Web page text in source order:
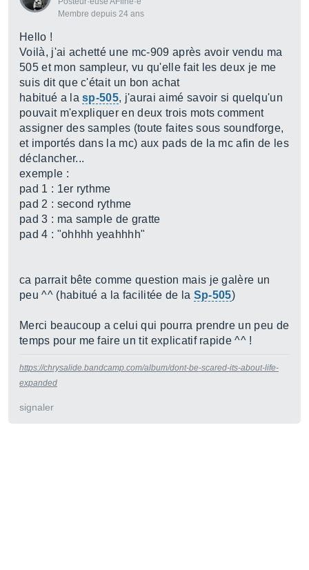
Membre depuis 24 ans
Hello !
Voilà, j'ai achetté une mc-909 après avoir vendu ma
505 et mon sampleur, vu qu'elle fait les deux je me
suis dit que c'était un bon achat
habitué a lasp-505, j'aurai aimé savoir si quelqu'un
pouvait m'expliquer en deux trois mots comment
assigner des samples (toute faites sous soundforge,
et importés dans la mc) aux pads de la mc afin de les
déclancher...
exemple :
pad 1 : 1er rythme
pad 2 : second rythme
pad 3 : ma sample de gratte
pad 4 : "ohhhh yeahhhh"
ca parrait bête comme question mais je galère un
peu ^^ (habitué a la facilitée de la Sp-505)
Merci beaucoup a celui qui pourra prendre un peu de
temps pour me faire un tit explicatif rapide ^^ !
https://chrysalide.bandcamp.com/album/dont-be-scared-its-about-life-
expanded
signaler